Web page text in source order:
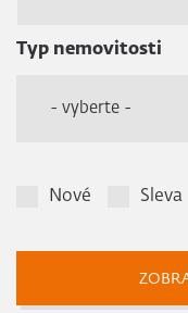
Typ nemovitosti
- vyberte -
Nové Sleva